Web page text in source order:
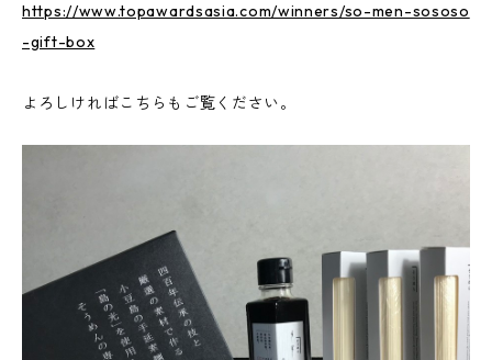
https://www.topawardsasia.com/winners/so-men-sososo
-gift-box
よろしければこちらもご覧ください。